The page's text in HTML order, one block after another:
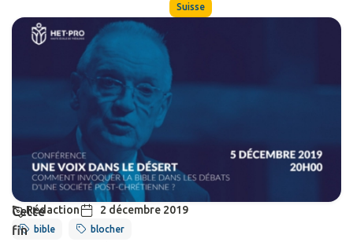
Suisse
Rédaction 2 décembre 2019
bible blocher
Cette
fin